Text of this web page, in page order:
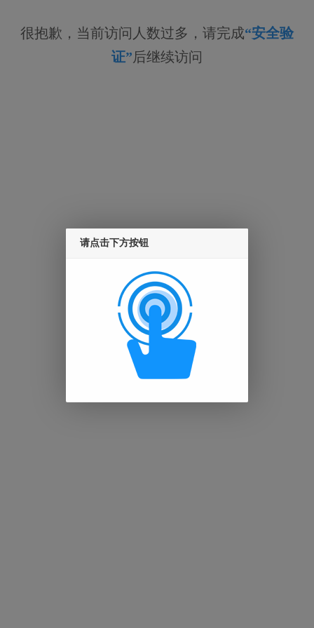
很抱歉，当前访问人数过多，请完成“安全验
证”后继续访问
请点击下方按钮